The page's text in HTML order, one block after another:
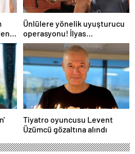
Ünlülere yönelik uyuşturucu
operasyonu! İlyas
Yalçıntaş'tan ilk açıklama
Tiyatro oyuncusu Levent
Üzümcü gözaltına alındı